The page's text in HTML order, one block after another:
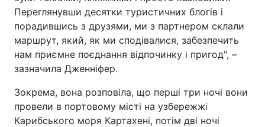
Переглянувши десятки туристичних блогів і
порадившись з друзями, ми з партнером склали
маршрут, який, як ми сподівалися, забезпечить
нам приємне поєднання відпочинку і пригод", –
зазначила Дженніфер.
Зокрема, вона розповіла, що перші три ночі вони
провели в портовому місті на узбережжі
Карибського моря Картахені, потім дві ночі